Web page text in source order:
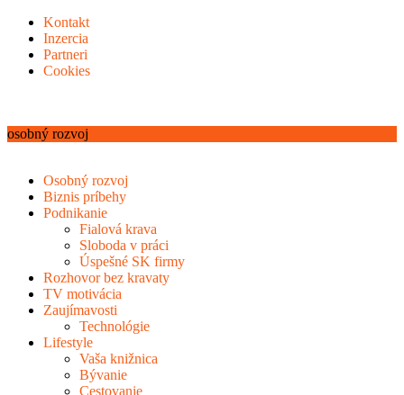
Kontakt
Inzercia
Partneri
Cookies
osobný rozvoj
Osobný rozvoj
Biznis príbehy
Podnikanie
Fialová krava
Sloboda v práci
Úspešné SK firmy
Rozhovor bez kravaty
TV motivácia
Zaujímavosti
Technológie
Lifestyle
Vaša knižnica
Bývanie
Cestovanie